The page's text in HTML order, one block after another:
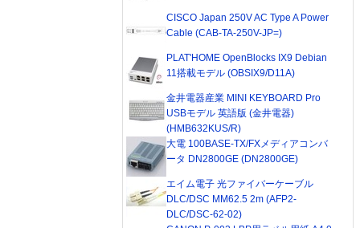
CISCO Japan 250V AC Type A Power
Cable (CAB-TA-250V-JP=)
PLAT'HOME OpenBlocks IX9 Debian
11搭載モデル (OBSIX9/D11A)
金井電器産業 MINI KEYBOARD Pro
USBモデル 英語版 (金井電器)
(HMB632KUS/R)
大電 100BASE-TX/FXメディアコンバ
ータ DN2800GE (DN2800GE)
エイム電子 光ファイバーケーブル
DLC/DSC MM62.5 2m (AFP2-
DLC/DSC-62-02)